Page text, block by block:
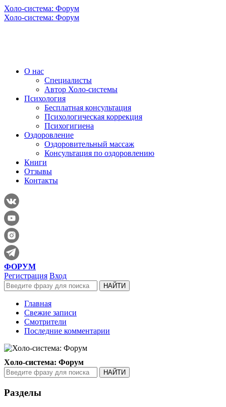
Холо-система: Форум
Холо-система: Форум
О нас
Специалисты
Автор Холо-системы
Психология
Бесплатная консультация
Психологическая коррекция
Психогигиена
Оздоровление
Оздоровительный массаж
Консультация по оздоровлению
Книги
Отзывы
Контакты
ФОРУМ
Регистрация Вход
Главная
Свежие записи
Смотрители
Последние комментарии
Холо-система: Форум
Разделы